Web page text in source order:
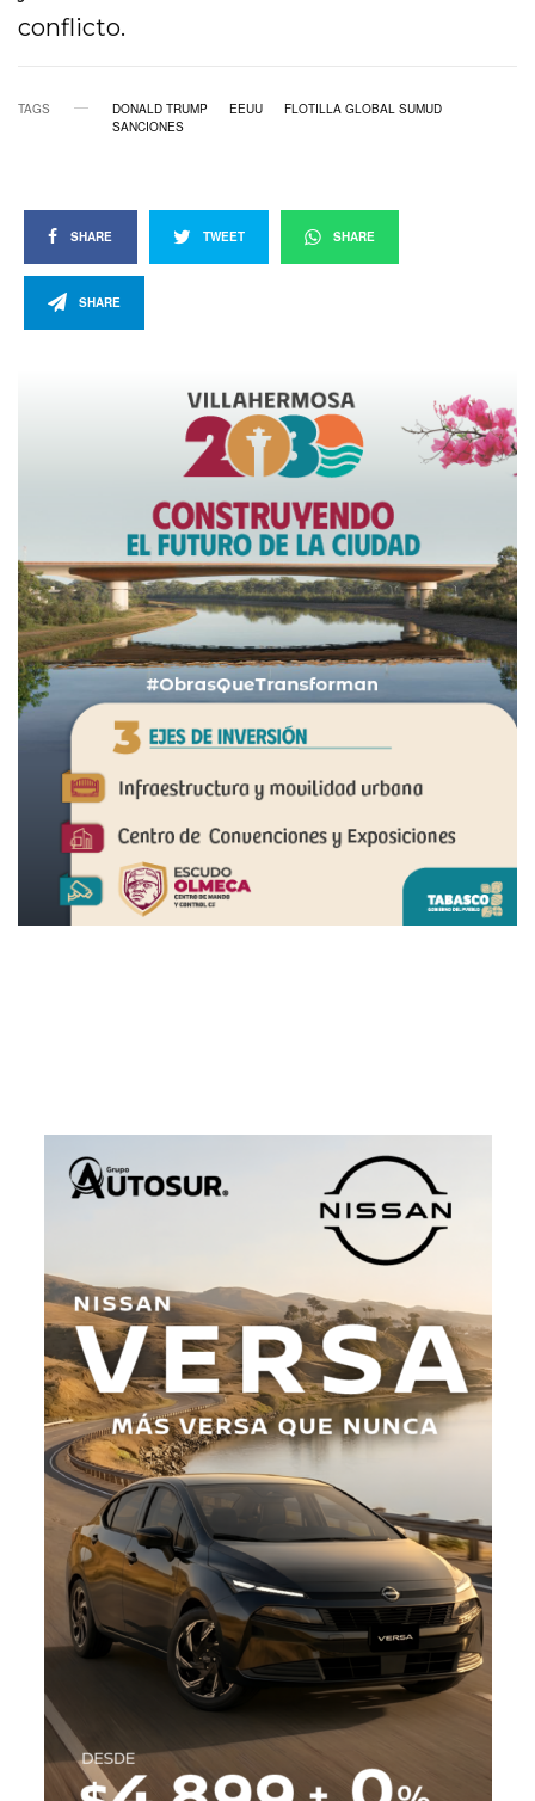
conflicto.
TAGS DONALD TRUMP EEUU
FLOTILLA GLOBAL SUMUD
SANCIONES
SHARE TWEET SHARE
SHARE